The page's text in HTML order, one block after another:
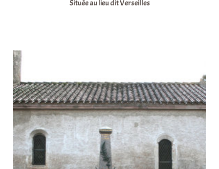
Située au lieu dit Verseilles